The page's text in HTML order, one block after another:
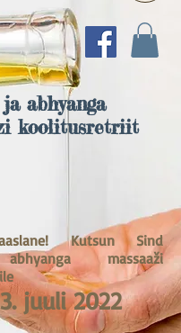
abhyanga
koolitusretriit
Kutsun Sind
massaaži
juuli 2022